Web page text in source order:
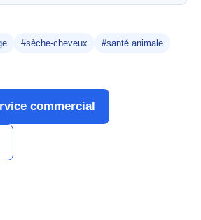
#sèche-cheveux
#santé animale
commercial